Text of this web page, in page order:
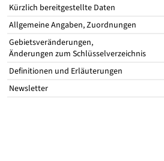
Kürzlich bereitgestellte Daten
Allgemeine Angaben, Zuordnungen
Gebietsveränderungen,
Änderungen zum Schlüsselverzeichnis
Definitionen und Erläuterungen
Newsletter